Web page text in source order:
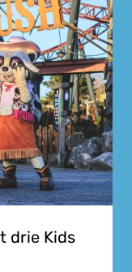
drie Kids